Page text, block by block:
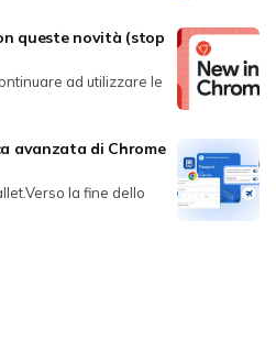
queste novità (stop
ad utilizzare le
avanzata di Chrome
la fine dello